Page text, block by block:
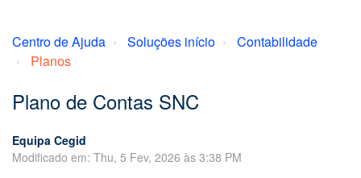
Centro de Ajuda Soluções início
Contabilidade
Planos
Plano de Contas SNC
Equipa Cegid
Modificado em: Thu, 5 Fev, 2026 às 3:38 PM